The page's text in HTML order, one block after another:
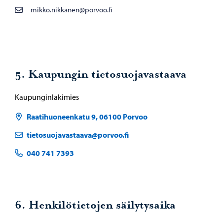
mikko.nikkanen@porvoo.fi
5. Kaupungin tietosuojavastaava
Kaupunginlakimies
Raatihuoneenkatu 9, 06100 Porvoo
tietosuojavastaava@porvoo.fi
040 741 7393
6. Henkilötietojen säilytysaika